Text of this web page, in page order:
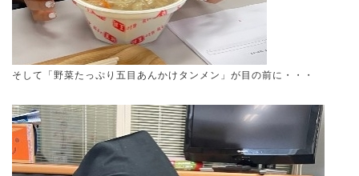
そして「野菜たっぷり五目あんかけタンメン」が目の前に・・・